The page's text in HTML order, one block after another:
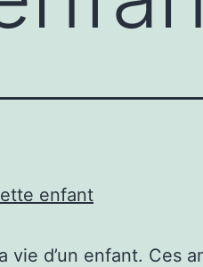
enfant
d’un enfant. Ces